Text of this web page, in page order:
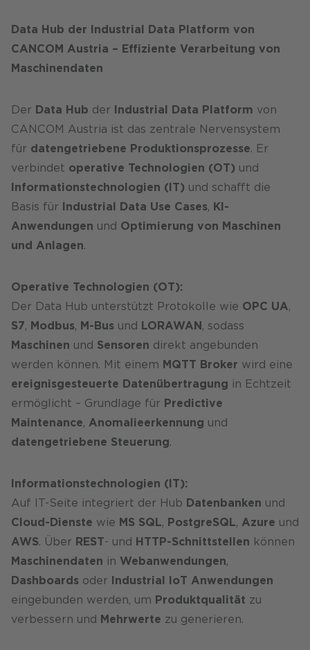
Data Hub der Industrial Data Platform von
CANCOM Austria – Effiziente Verarbeitung von
Maschinendaten
Der Data Hub der Industrial Data Platform von
CANCOM Austria ist das zentrale Nervensystem
für datengetriebene Produktionsprozesse. Er
verbindet operative Technologien (OT) und
Informationstechnologien (IT) und schafft die
Basis für Industrial Data Use Cases, KI-
Anwendungen und Optimierung von Maschinen
und Anlagen.
Operative Technologien (OT):
Der Data Hub unterstützt Protokolle wie OPC UA,
S7, Modbus, M-Bus und LORAWAN, sodass
Maschinen und Sensoren direkt angebunden
werden können. Mit einem MQTT Broker wird eine
ereignisgesteuerte Datenübertragung in Echtzeit
ermöglicht – Grundlage für Predictive
Maintenance, Anomalieerkennung und
datengetriebene Steuerung.
Informationstechnologien (IT):
Auf IT-Seite integriert der Hub Datenbanken und
Cloud-Dienste wie MS SQL, PostgreSQL, Azure und
AWS. Über REST- und HTTP-Schnittstellen können
Maschinendaten in Webanwendungen,
Dashboards oder Industrial IoT Anwendungen
eingebunden werden, um Produktqualität zu
verbessern und Mehrwerte zu generieren.